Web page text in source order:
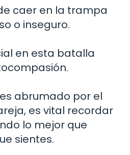
caer en la trampa
o inseguro.
en esta batalla
abrumado por el
es vital recordar
lo mejor que
sientes.